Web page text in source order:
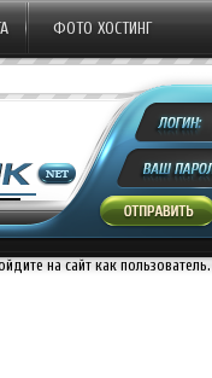
ФОТО ХОСТИНГ
на сайт как пользователь.